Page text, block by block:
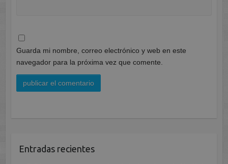
Guarda mi nombre, correo electrónico y web en este
navegador para la próxima vez que comente.
Entradas recientes